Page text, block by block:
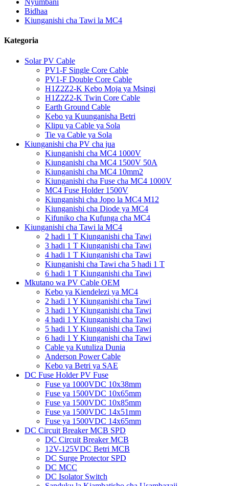
Nyumbani
Bidhaa
Kiunganishi cha Tawi la MC4
Kategoria
Solar PV Cable
PV1-F Single Core Cable
PV1-F Double Core Cable
H1Z2Z2-K Kebo Moja ya Msingi
H1Z2Z2-K Twin Core Cable
Earth Ground Cable
Kebo ya Kuunganisha Betri
Klipu ya Cable ya Sola
Tie ya Cable ya Sola
Kiunganishi cha PV cha jua
Kiunganishi cha MC4 1000V
Kiunganishi cha MC4 1500V 50A
Kiunganishi cha MC4 10mm2
Kiunganishi cha Fuse cha MC4 1000V
MC4 Fuse Holder 1500V
Kiunganishi cha Jopo la MC4 M12
Kiunganishi cha Diode ya MC4
Kifuniko cha Kufunga cha MC4
Kiunganishi cha Tawi la MC4
2 hadi 1 T Kiunganishi cha Tawi
3 hadi 1 T Kiunganishi cha Tawi
4 hadi 1 T Kiunganishi cha Tawi
Kiunganishi cha Tawi cha 5 hadi 1 T
6 hadi 1 T Kiunganishi cha Tawi
Mkutano wa PV Cable OEM
Kebo ya Kiendelezi ya MC4
2 hadi 1 Y Kiunganishi cha Tawi
3 hadi 1 Y Kiunganishi cha Tawi
4 hadi 1 Y Kiunganishi cha Tawi
5 hadi 1 Y Kiunganishi cha Tawi
6 hadi 1 Y Kiunganishi cha Tawi
Cable ya Kutuliza Dunia
Anderson Power Cable
Kebo ya Betri ya SAE
DC Fuse Holder PV Fuse
Fuse ya 1000VDC 10x38mm
Fuse ya 1500VDC 10x65mm
Fuse ya 1500VDC 10x85mm
Fuse ya 1500VDC 14x51mm
Fuse ya 1500VDC 14x65mm
DC Circuit Breaker MCB SPD
DC Circuit Breaker MCB
12V-125VDC Betri MCB
DC Surge Protector SPD
DC MCC
DC Isolator Switch